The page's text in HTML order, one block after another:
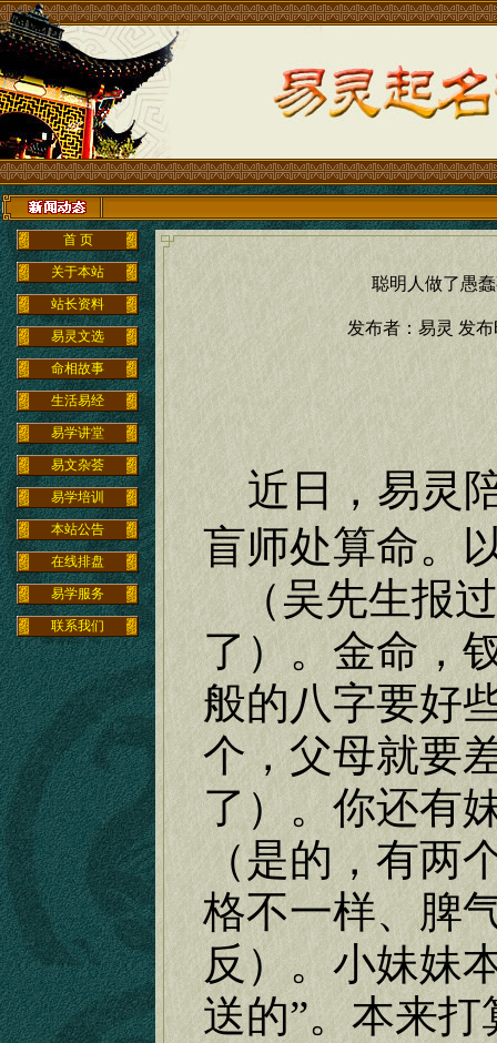
首 页
关于本站
站长资料
易灵文选
命相故事
生活易经
易学讲堂
易文杂荟
易学培训
本站公告
在线排盘
易学服务
联系我们
聪明人做了愚
发布者：易灵 发布
近日，易灵陪
盲师处算命。
（吴先生报
了）。金命，
般的八字要好
个，父母就要
了）。你还有
（是的，有两
格不一样、脾
反）。小妹妹
送的”。本来